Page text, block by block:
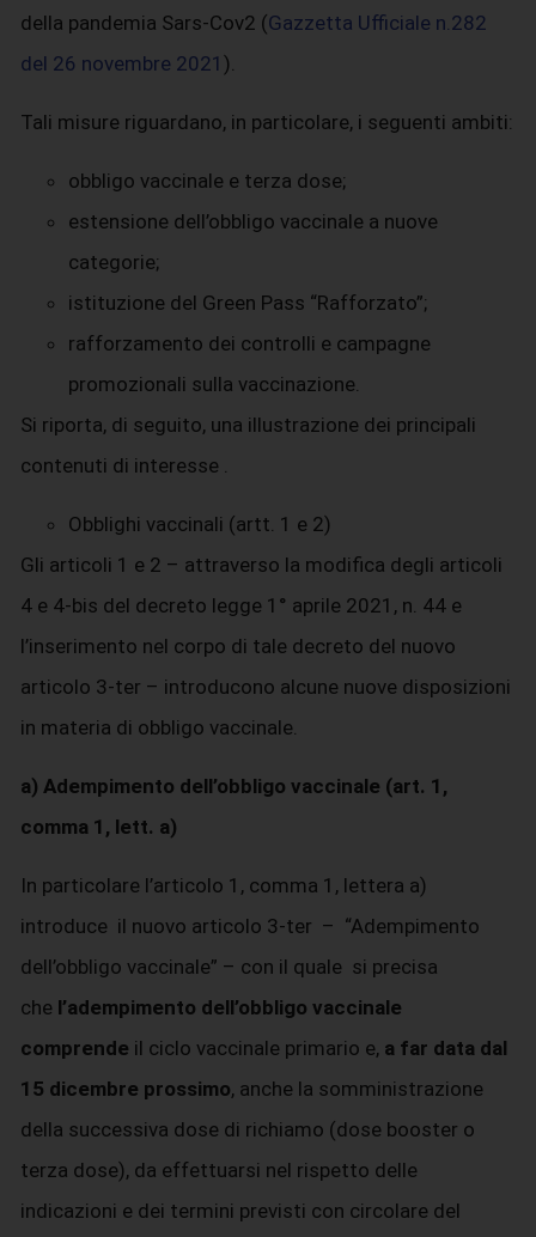
della pandemia Sars-Cov2 (Gazzetta Ufficiale n.282
del 26 novembre 2021 ).
Tali misure riguardano, in particolare, i seguenti ambiti:
obbligo vaccinale e terza dose;
estensione dell’obbligo vaccinale a nuove
categorie;
istituzione del Green Pass “Rafforzato”;
rafforzamento dei controlli e campagne
promozionali sulla vaccinazione.
Si riporta, di seguito, una illustrazione dei principali
contenuti di interesse .
Obblighi vaccinali (artt. 1 e 2)
Gli articoli 1 e 2 – attraverso la modifica degli articoli
4 e 4-bis del decreto legge 1° aprile 2021, n. 44 e
l’inserimento nel corpo di tale decreto del nuovo
articolo 3-ter – introducono alcune nuove disposizioni
in materia di obbligo vaccinale.
a) Adempimento dell’obbligo vaccinale (art. 1,
comma 1, lett. a)
In particolare l’articolo 1, comma 1, lettera a)
introduce il nuovo articolo 3-ter – “Adempimento
dell’obbligo vaccinale” – con il quale si precisa
che l’adempimento dell’obbligo vaccinale
comprende il ciclo vaccinale primario e, a far data dal
15 dicembre prossimo, anche la somministrazione
della successiva dose di richiamo (dose booster o
terza dose), da effettuarsi nel rispetto delle
indicazioni e dei termini previsti con circolare del